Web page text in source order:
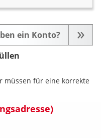
ein Konto?
müssen für eine korrekte